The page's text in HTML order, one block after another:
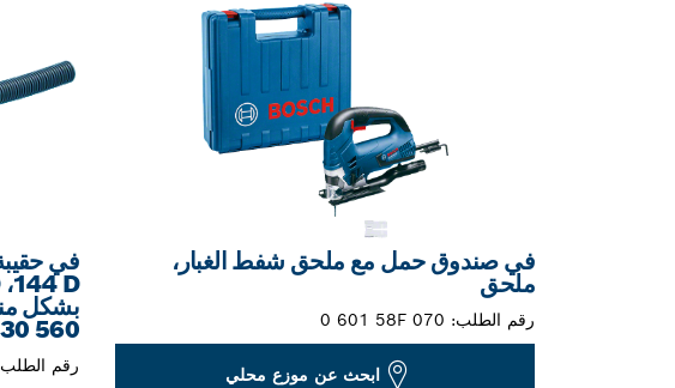
في صندوق حمل مع ملحق شفط الغبار،
ملحق
رقم الطلب: 0 601 58F 070
ابحث عن موزع محلي
560)
رقم